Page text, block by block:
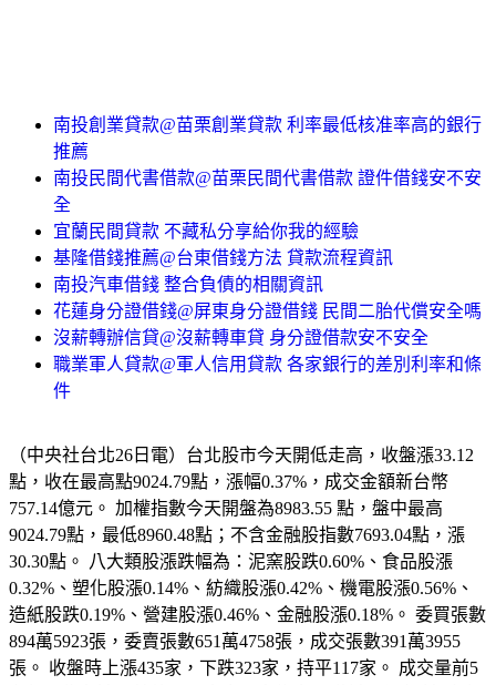
南投創業貸款@苗栗創業貸款 利率最低核准率高的銀行
推薦
南投民間代書借款@苗栗民間代書借款 證件借錢安不安
全
宜蘭民間貸款 不藏私分享給你我的經驗
基隆借錢推薦@台東借錢方法 貸款流程資訊
南投汽車借錢 整合負債的相關資訊
花蓮身分證借錢@屏東身分證借錢 民間二胎代償安全嗎
沒薪轉辦信貸@沒薪轉車貸 身分證借款安不安全
職業軍人貸款@軍人信用貸款 各家銀行的差別利率和條
件
（中央社台北26日電）台北股市今天開低走高，收盤漲33.12
點，收在最高點9024.79點，漲幅0.37%，成交金額新台幣
757.14億元。 加權指數今天開盤為8983.55 點，盤中最高
9024.79點，最低8960.48點；不含金融股指數7693.04點，漲
30.30點。 八大類股漲跌幅為：泥窯股跌0.60%、食品股漲
0.32%、塑化股漲0.14%、紡織股漲0.42%、機電股漲0.56%、
造紙股跌0.19%、營建股漲0.46%、金融股漲0.18%。 委買張數
894萬5923張，委賣張數651萬4758張，成交張數391萬3955
張。 收盤時上漲435家，下跌323家，持平117家。 成交量前5